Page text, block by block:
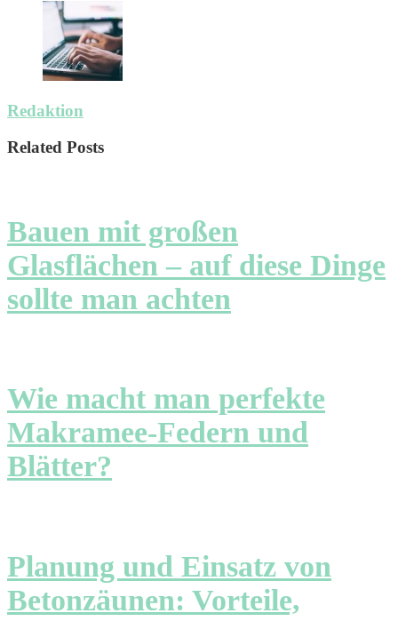
Redaktion
Related Posts
Bauen mit großen
Glasflächen – auf diese Dinge
sollte man achten
Wie macht man perfekte
Makramee-Federn und
Blätter?
Planung und Einsatz von
Betonzäunen: Vorteile,